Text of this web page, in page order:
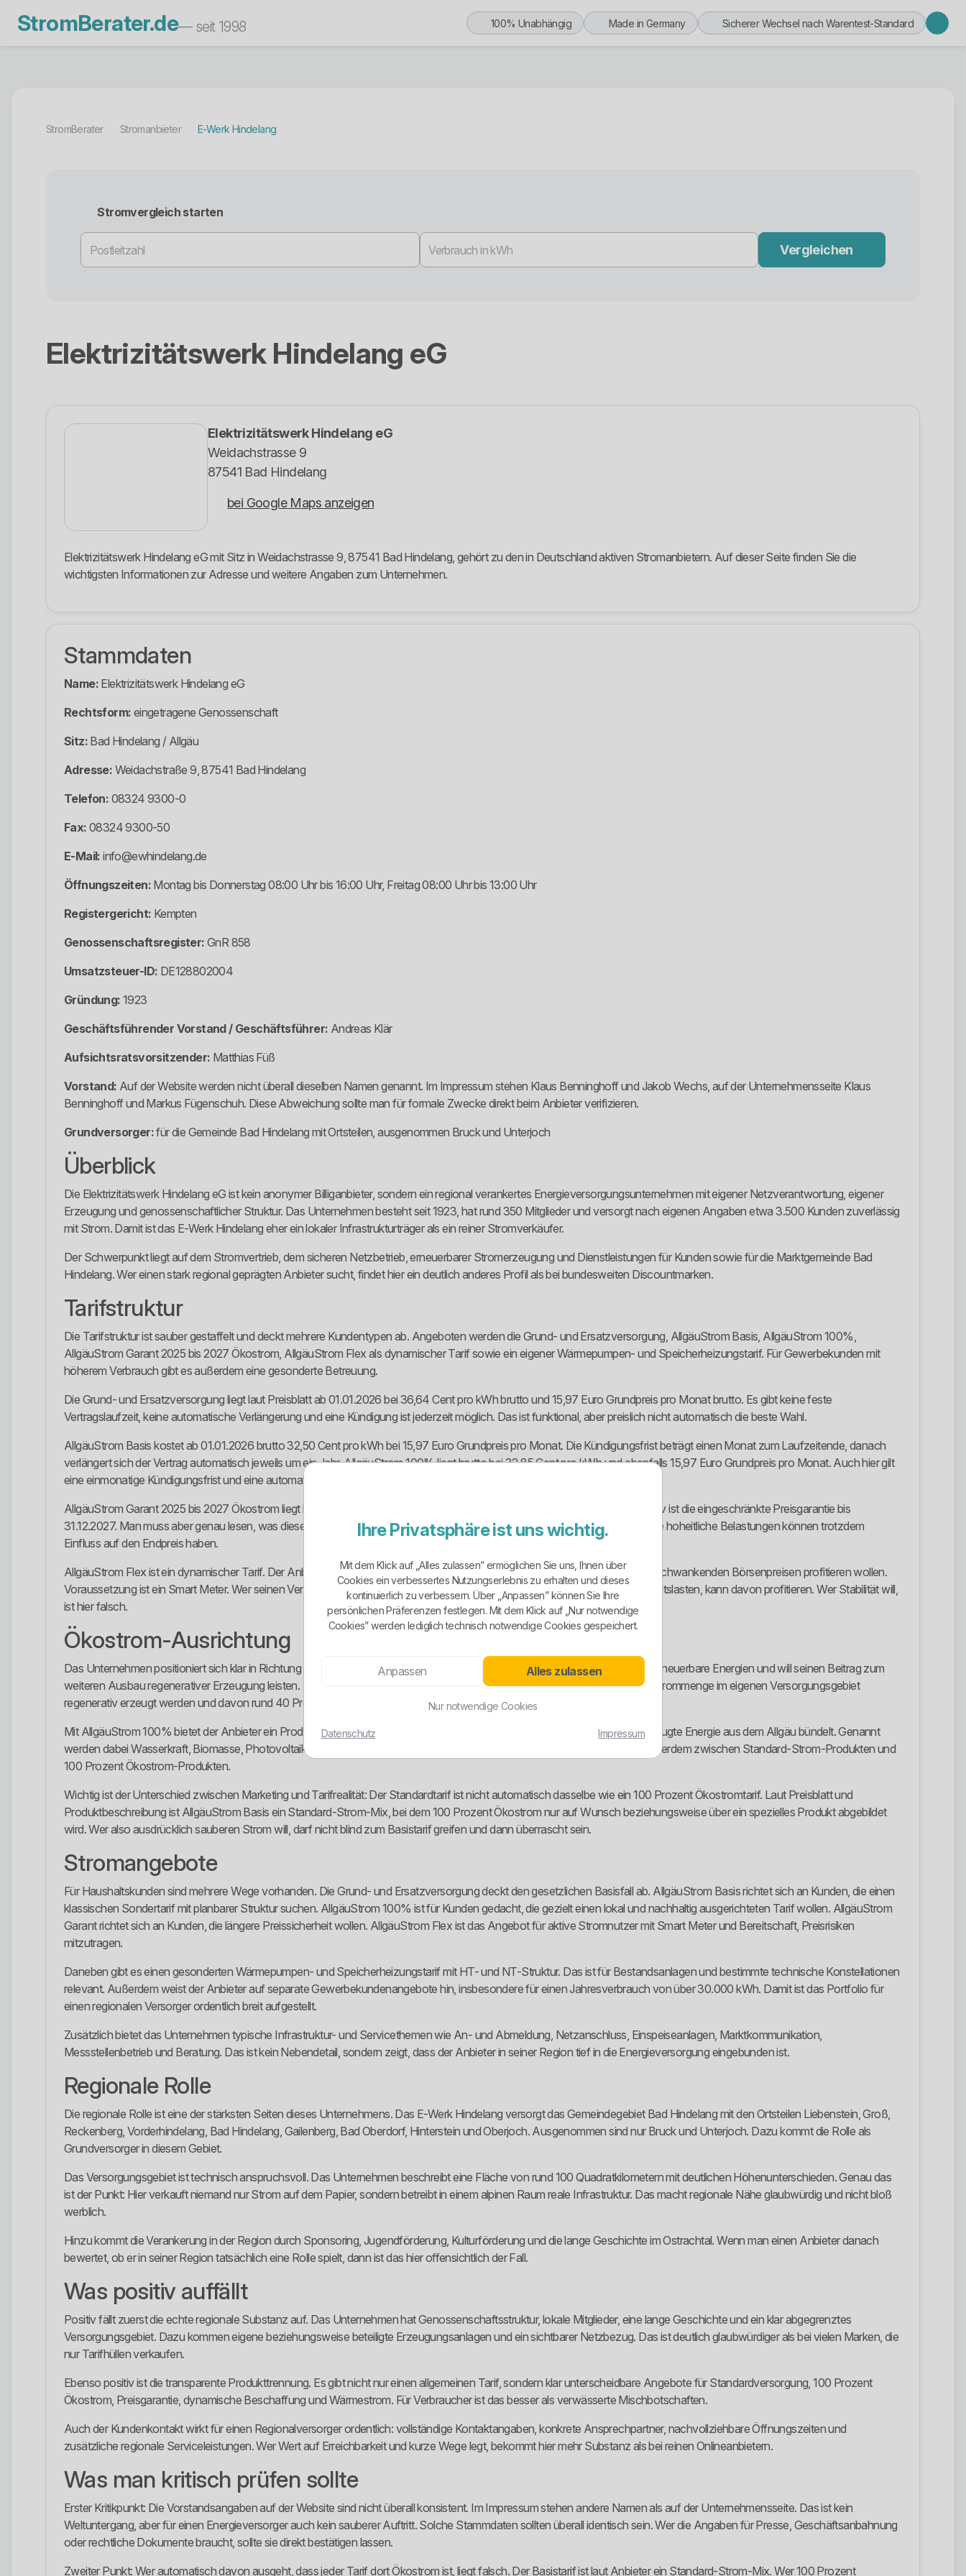
StromBerater.de— seit 1998 100% Unabhängig Made in Germany Sicherer Wechsel nach Warentest-Standard
StromBerater Stromanbieter E-Werk Hindelang
Stromvergleich starten
Vergleichen
Elektrizitätswerk Hindelang eG
Elektrizitätswerk Hindelang eG
Weidachstrasse 9
87541 Bad Hindelang
bei Google Maps anzeigen
Elektrizitätswerk Hindelang eG mit Sitz in Weidachstrasse 9, 87541 Bad Hindelang, gehört zu den in Deutschland aktiven Stromanbietern. Auf dieser Seite finden Sie die
wichtigsten Informationen zur Adresse und weitere Angaben zum Unternehmen.
Stammdaten
Name: Elektrizitätswerk Hindelang eG
Rechtsform: eingetragene Genossenschaft
Sitz: Bad Hindelang / Allgäu
Adresse: Weidachstraße 9, 87541 Bad Hindelang
Telefon: 08324 9300-0
Fax: 08324 9300-50
E-Mail: info@ewhindelang.de
Öffnungszeiten: Montag bis Donnerstag 08:00 Uhr bis 16:00 Uhr, Freitag 08:00 Uhr bis 13:00 Uhr
Registergericht: Kempten
Genossenschaftsregister: GnR 858
Umsatzsteuer-ID: DE128802004
Gründung: 1923
Geschäftsführender Vorstand / Geschäftsführer: Andreas Klär
Aufsichtsratsvorsitzender: Matthias Füß
Vorstand: Auf der Website werden nicht überall dieselben Namen genannt. Im Impressum stehen Klaus Benninghoff und Jakob Wechs, auf der Unternehmensseite Klaus
Benninghoff und Markus Fügenschuh. Diese Abweichung sollte man für formale Zwecke direkt beim Anbieter verifizieren.
Grundversorger:für die Gemeinde Bad Hindelang mit Ortsteilen, ausgenommen Bruck und Unterjoch
Überblick
Die Elektrizitätswerk Hindelang eG ist kein anonymer Billiganbieter, sondern ein regional verankertes Energieversorgungsunternehmen mit eigener Netzverantwortung, eigener
Erzeugung und genossenschaftlicher Struktur. Das Unternehmen besteht seit 1923, hat rund 350 Mitglieder und versorgt nach eigenen Angaben etwa 3.500 Kunden zuverlässig
mit Strom. Damit ist das E-Werk Hindelang eher ein lokaler Infrastrukturträger als ein reiner Stromverkäufer.
Der Schwerpunkt liegt auf dem Stromvertrieb, dem sicheren Netzbetrieb, erneuerbarer Stromerzeugung und Dienstleistungen für Kunden sowie für die Marktgemeinde Bad
Hindelang. Wer einen stark regional geprägten Anbieter sucht, findet hier ein deutlich anderes Profil als bei bundesweiten Discountmarken.
Tarifstruktur
Die Tarifstruktur ist sauber gestaffelt und deckt mehrere Kundentypen ab. Angeboten werden die Grund- und Ersatzversorgung, AllgäuStrom Basis, AllgäuStrom 100%,
AllgäuStrom Garant 2025 bis 2027 Ökostrom, AllgäuStrom Flex als dynamischer Tarif sowie ein eigener Wärmepumpen- und Speicherheizungstarif. Für Gewerbekunden mit
höherem Verbrauch gibt es außerdem eine gesonderte Betreuung.
Die Grund- und Ersatzversorgung liegt laut Preisblatt ab 01.01.2026 bei 36,64 Cent pro kWh brutto und 15,97 Euro Grundpreis pro Monat brutto. Es gibt keine feste
Vertragslaufzeit, keine automatische Verlängerung und eine Kündigung ist jederzeit möglich. Das ist funktional, aber preislich nicht automatisch die beste Wahl.
AllgäuStrom Basis kostet ab 01.01.2026 brutto 32,50 Cent pro kWh bei 15,97 Euro Grundpreis pro Monat. Die Kündigungsfrist beträgt einen Monat zum Laufzeitende, danach
verlängert sich der Vertrag automatisch jeweils um ein Jahr. AllgäuStrom 100% liegt brutto bei 32,85 Cent pro kWh und ebenfalls 15,97 Euro Grundpreis pro Monat. Auch hier gilt
eine einmonatige Kündigungsfrist und eine automatische Verlängerung um jeweils ein Jahr.
AllgäuStrom Garant 2025 bis 2027 Ökostrom liegt brutto bei 32,64 Cent pro kWh und 15,77 Euro Grundpreis pro Monat. Positiv ist die eingeschränkte Preisgarantie bis
31.12.2027. Man muss aber genau lesen, was diese Garantie nicht umfasst, denn Netzentgelte, Steuern, Abgaben und sonstige hoheitliche Belastungen können trotzdem
Einfluss auf den Endpreis haben.
AllgäuStrom Flex ist ein dynamischer Tarif. Der Anbieter beschreibt ihn ausdrücklich als Produkt für Kunden, die von stündlich schwankenden Börsenpreisen profitieren wollen.
Voraussetzung ist ein Smart Meter. Wer seinen Verbrauch aktiv steuern kann, etwa mit E-Auto, Speicher oder flexiblen Haushaltslasten, kann davon profitieren. Wer Stabilität will,
ist hier falsch.
Ökostrom-Ausrichtung
Das Unternehmen positioniert sich klar in Richtung Energiewende. Nach eigener Darstellung setzt das E-Werk Hindelang auf erneuerbare Energien und will seinen Beitrag zum
weiteren Ausbau regenerativer Erzeugung leisten. Besonders relevant ist die Aussage, dass über 60 Prozent der verkauften Strommenge im eigenen Versorgungsgebiet
regenerativ erzeugt werden und davon rund 40 Prozent aus eigenen oder Beteiligungskraftwerken stammen.
Mit AllgäuStrom 100% bietet der Anbieter ein Produkt an, das laut eigener Beschreibung 100 Prozent lokal und nachhaltig erzeugte Energie aus dem Allgäu bündelt. Genannt
werden dabei Wasserkraft, Biomasse, Photovoltaik und Windkraft. In der Stromkennzeichnung unterscheidet der Anbieter außerdem zwischen Standard-Strom-Produkten und
100 Prozent Ökostrom-Produkten.
Wichtig ist der Unterschied zwischen Marketing und Tarifrealität: Der Standardtarif ist nicht automatisch dasselbe wie ein 100 Prozent Ökostromtarif. Laut Preisblatt und
Produktbeschreibung ist AllgäuStrom Basis ein Standard-Strom-Mix, bei dem 100 Prozent Ökostrom nur auf Wunsch beziehungsweise über ein spezielles Produkt abgebildet
wird. Wer also ausdrücklich sauberen Strom will, darf nicht blind zum Basistarif greifen und dann überrascht sein.
Stromangebote
Für Haushaltskunden sind mehrere Wege vorhanden. Die Grund- und Ersatzversorgung deckt den gesetzlichen Basisfall ab. AllgäuStrom Basis richtet sich an Kunden, die einen
klassischen Sondertarif mit planbarer Struktur suchen. AllgäuStrom 100% ist für Kunden gedacht, die gezielt einen lokal und nachhaltig ausgerichteten Tarif wollen. AllgäuStrom
Garant richtet sich an Kunden, die längere Preissicherheit wollen. AllgäuStrom Flex ist das Angebot für aktive Stromnutzer mit Smart Meter und Bereitschaft, Preisrisiken
mitzutragen.
Daneben gibt es einen gesonderten Wärmepumpen- und Speicherheizungstarif mit HT- und NT-Struktur. Das ist für Bestandsanlagen und bestimmte technische Konstellationen
relevant. Außerdem weist der Anbieter auf separate Gewerbekundenangebote hin, insbesondere für einen Jahresverbrauch von über 30.000 kWh. Damit ist das Portfolio für
einen regionalen Versorger ordentlich breit aufgestellt.
Zusätzlich bietet das Unternehmen typische Infrastruktur- und Servicethemen wie An- und Abmeldung, Netzanschluss, Einspeiseanlagen, Marktkommunikation,
Messstellenbetrieb und Beratung. Das ist kein Nebendetail, sondern zeigt, dass der Anbieter in seiner Region tief in die Energieversorgung eingebunden ist.
Regionale Rolle
Die regionale Rolle ist eine der stärksten Seiten dieses Unternehmens. Das E-Werk Hindelang versorgt das Gemeindegebiet Bad Hindelang mit den Ortsteilen Liebenstein, Groß,
Reckenberg, Vorderhindelang, Bad Hindelang, Gailenberg, Bad Oberdorf, Hinterstein und Oberjoch. Ausgenommen sind nur Bruck und Unterjoch. Dazu kommt die Rolle als
Grundversorger in diesem Gebiet.
Das Versorgungsgebiet ist technisch anspruchsvoll. Das Unternehmen beschreibt eine Fläche von rund 100 Quadratkilometern mit deutlichen Höhenunterschieden. Genau das
ist der Punkt: Hier verkauft niemand nur Strom auf dem Papier, sondern betreibt in einem alpinen Raum reale Infrastruktur. Das macht regionale Nähe glaubwürdig und nicht bloß
werblich.
Hinzu kommt die Verankerung in der Region durch Sponsoring, Jugendförderung, Kulturförderung und die lange Geschichte im Ostrachtal. Wenn man einen Anbieter danach
bewertet, ob er in seiner Region tatsächlich eine Rolle spielt, dann ist das hier offensichtlich der Fall.
Was positiv auffällt
Positiv fällt zuerst die echte regionale Substanz auf. Das Unternehmen hat Genossenschaftsstruktur, lokale Mitglieder, eine lange Geschichte und ein klar abgegrenztes
Versorgungsgebiet. Dazu kommen eigene beziehungsweise beteiligte Erzeugungsanlagen und ein sichtbarer Netzbezug. Das ist deutlich glaubwürdiger als bei vielen Marken, die
nur Tarifhüllen verkaufen.
Ebenso positiv ist die transparente Produkttrennung. Es gibt nicht nur einen allgemeinen Tarif, sondern klar unterscheidbare Angebote für Standardversorgung, 100 Prozent
Ökostrom, Preisgarantie, dynamische Beschaffung und Wärmestrom. Für Verbraucher ist das besser als verwässerte Mischbotschaften.
Auch der Kundenkontakt wirkt für einen Regionalversorger ordentlich: vollständige Kontaktangaben, konkrete Ansprechpartner, nachvollziehbare Öffnungszeiten und
zusätzliche regionale Serviceleistungen. Wer Wert auf Erreichbarkeit und kurze Wege legt, bekommt hier mehr Substanz als bei reinen Onlineanbietern.
Was man kritisch prüfen sollte
Erster Kritikpunkt: Die Vorstandsangaben auf der Website sind nicht überall konsistent. Im Impressum stehen andere Namen als auf der Unternehmensseite. Das ist kein
Weltuntergang, aber für einen Energieversorger auch kein sauberer Auftritt. Solche Stammdaten sollten überall identisch sein. Wer die Angaben für Presse, Geschäftsanbahnung
oder rechtliche Dokumente braucht, sollte sie direkt bestätigen lassen.
Zweiter Punkt: Wer automatisch davon ausgeht, dass jeder Tarif dort Ökostrom ist, liegt falsch. Der Basistarif ist laut Anbieter ein Standard-Strom-Mix. Wer 100 Prozent
Ihre Privatsphäre ist uns wichtig.
Mit dem Klick auf „Alles zulassen” ermöglichen Sie uns, Ihnen über
Cookies ein verbessertes Nutzungserlebnis zu erhalten und dieses
kontinuierlich zu verbessern. Über „Anpassen” können Sie Ihre
persönlichen Präferenzen festlegen. Mit dem Klick auf „Nur notwendige
Cookies” werden lediglich technisch notwendige Cookies gespeichert.
Anpassen Alles zulassen
Nur notwendige Cookies
Datenschutz Impressum